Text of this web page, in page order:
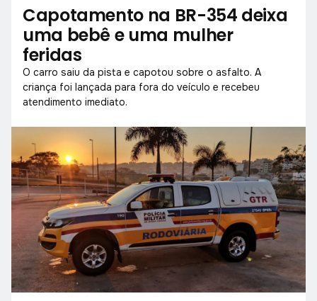
Capotamento na BR-354 deixa
uma bebê e uma mulher
feridas
O carro saiu da pista e capotou sobre o asfalto. A
criança foi lançada para fora do veículo e recebeu
atendimento imediato.